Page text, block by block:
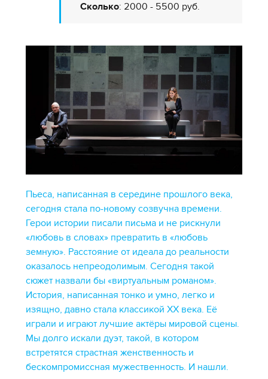
Сколько: 2000 - 5500 руб.
Пьеса, написанная в середине прошлого века,
сегодня стала по-новому созвучна времени.
Герои истории писали письма и не рискнули
«любовь в словах» превратить в «любовь
земную». Расстояние от идеала до реальности
оказалось непреодолимым. Сегодня такой
сюжет назвали бы «виртуальным романом».
История, написанная тонко и умно, легко и
изящно, давно стала классикой XX века. Её
играли и играют лучшие актёры мировой сцены.
Мы долго искали дуэт, такой, в котором
встретятся страстная женственность и
бескомпромиссная мужественность. И нашли.